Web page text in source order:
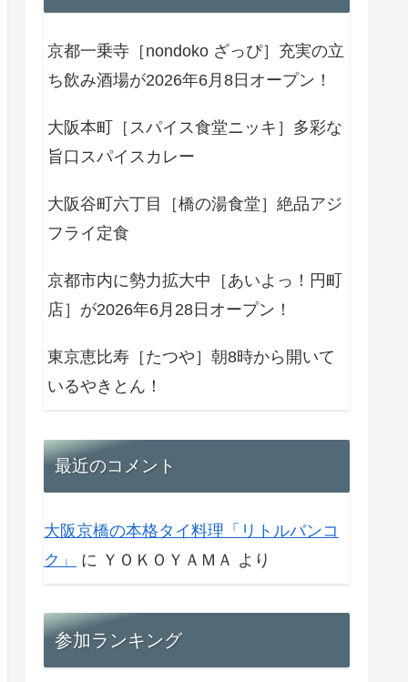
京都一乗寺［nondoko ざっぴ］充実の立
ち飲み酒場が2026年6月8日オープン！
大阪本町［スパイス食堂ニッキ］多彩な
旨口スパイスカレー
大阪谷町六丁目［橋の湯食堂］絶品アジ
フライ定食
京都市内に勢力拡大中［あいよっ！円町
店］が2026年6月28日オープン！
東京恵比寿［たつや］朝8時から開いて
いるやきとん！
最近のコメント
大阪京橋の本格タイ料理「リトルバンコ
ク」
に ＹＯＫＯＹＡＭＡ より
参加ランキング